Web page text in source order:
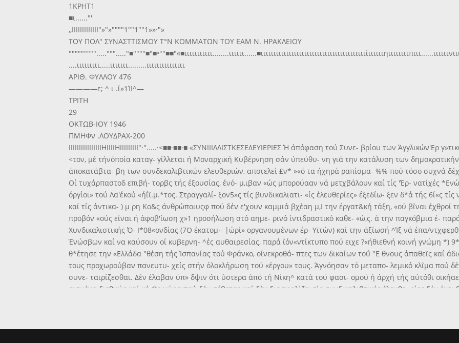
1ΚΡΗΤ1
■ι......"'
,,ΙΙΙΙΙΙΙΙΙΙΙΙΙ"»"»""""1""1""1»»·"»
ΤΟΥ ΠΟΛ" ΣΥΝΑΣΤΤΙΣΜΟΥ Τ°Ν ΚΟΜΜΑΤΩΝ ΤΟΥ ΕΑΜ Ν. ΗΡΑΚΛΕΙΟΥ
....ιιιιιιιιι.....ιιιιιιι.........ιιιιιιιιιιιιιιι
ΑΡΙΘ. ΦΥΛΛΟΥ 476
————ε; ^ ι .ί»1ΊΙ^—
ΤΡΙΤΗ
29
ΟΚΤΩΒ-ΙΟΥ 1946
ΠΜΗΦν .ΛΟΥΔΡΑΧ-200
ΙΙΙΙΙΙΙΙΙΙΙΙΙΙΙΙΗΙΙΙΙΗΙΙΙΙΙΙΙΙΙ"·".....·<■■·■■·■ «ΣΥΝΙΙΙΛΛΙΣΤΚΕΣΕΔΕΥΙΕΡΙΕΣ Ή άπόφαση τού Συνε- βρίου των
<τον, μέ τήνόποία καταγ- γίλλεται ή Μοναρχική Κυβέρνηση σάν ύπεύθυ- νη γιά την κατάλυση των
άποκατάβτα- βη των συνδεκαλιβτικών ελευθεριών, αποτελεί £ν* »«ό τα ήχηρά ραπίσμα- %% πού τόσο συχνά
Οί τυχάρπαστοδ επιβή- τορβς τής έξουσίας, ένό- μ,ιβαν «ώς μπορούααν νά μετχβάλουν καί τίς 'Έρ- νατίχές
όργίοι» τού Λα'έκού «ήΐϊ.μ.*τος. Στραγγαλί- ξον5»ς τίς βυνδικαλιατι- «ίς έλευθερίες» έξεδίω- ξεν δ*ά τής 6ί«ς
καί τίς άντικα- ) μ ρη Κο&ς άνθρώποιυςφ πού δέν ε'χουν καμμιά βχέαη μ,Ι την έργατ&κή τάξη, «ού βΐναι έχθροί
προβόν «ούς είναι ή άφοβ'ίωση χ»1 ηροσήλωση στό αημε- ρινό ίντιδραστικό καθε- «ώ,ς. ά την παγκόβμια έ-
Χυνδικαλιστικής Ό- Ι*08«ονδίας (7Ο έκατομ·- |ώρί» οργανουμένων έρ- Υϊτών) καί την άξίωσή ^Ίξ νά έπα/
Ένώσβων καί να καύσουν οί κυβερνη- ^ές αυθαιρεσίας, παρά ΐόν«ντίκτυπο πού ειχε ?«ήθιεθνή κοινή γνώμη *)
θ*έτησε την «Ελλάδα "θέση τής Ίσπανίας τού Φράνκο, οίνεκροθά- πτες των δικαίων τοΰ "Ε θνους άπαθεϊς καί
τους προχωρούβαν πανευτυ- χείς στήν όλοκλήρωση τού «έργου» τους. Άγνόησαν τό μεταπο- λεμικό κλΐμα πού
συνε- ταιρίζεσθαι. Δέν έλαβαν ύπ» δψιν ότι ΰστερα άπό τή Νίκη^ κατά τού φασι- ομού ή άρχή τής αύτόθι
ρισμένη διεθνώς καί κά Θε χώρα πού δέν σέβεταε καί δέν διασφαλίζει τίς συνδικαλιβτικές έλευθε- ρίες δέν
έχοντας στό πλευ- ρό τους την έργατιά ό- λου τού κόσμου θά μα- ταιώσουν τ&λικά μέ τούς άγώνες Ιτους τα